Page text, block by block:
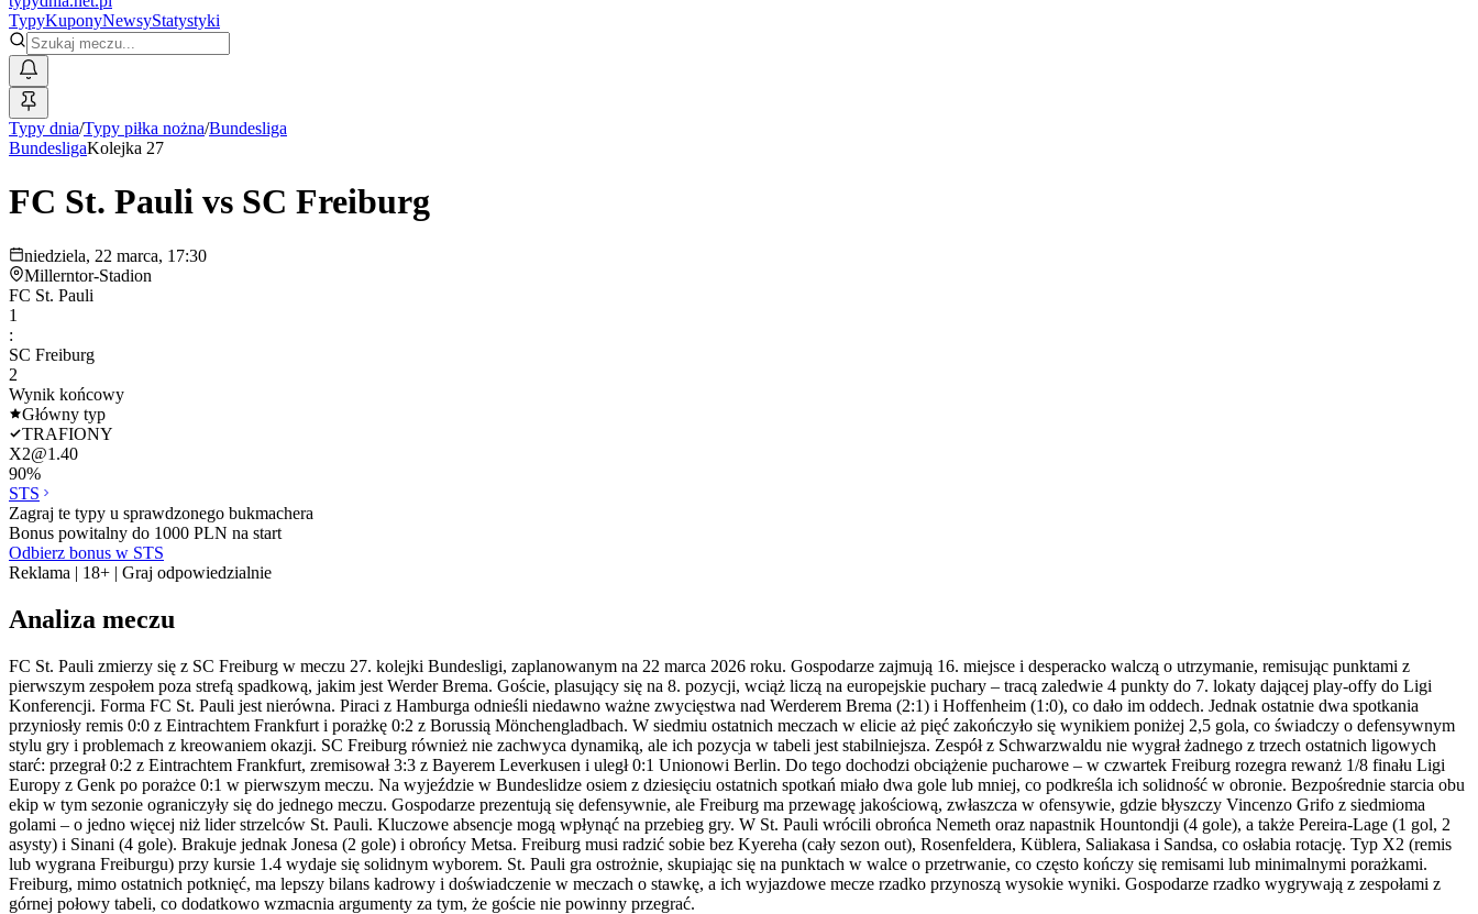
TypyKuponyNewsyStatystyki
Typy dnia/Typy piłka nożna/Bundesliga
BundesligaKolejka 27
FC St. Pauli vs SC Freiburg
niedziela, 22 marca, 17:30
Millerntor-Stadion
FC St. Pauli
1
:
SC Freiburg
2
Wynik końcowy
Główny typ
TRAFIONY
X2@1.40
90%
STS
Zagraj te typy u sprawdzonego bukmachera
Bonus powitalny do 1000 PLN na start
Odbierz bonus w STS
Reklama | 18+ | Graj odpowiedzialnie
Analiza meczu
FC St. Pauli zmierzy się z SC Freiburg w meczu 27. kolejki Bundesligi, zaplanowanym na 22 marca 2026 roku. Gospodarze zajmują 16. miejsce i desperacko walczą o utrzymanie, remisując punktami z
pierwszym zespołem poza strefą spadkową, jakim jest Werder Brema. Goście, plasujący się na 8. pozycji, wciąż liczą na europejskie puchary – tracą zaledwie 4 punkty do 7. lokaty dającej play-offy do Ligi
Konferencji. Forma FC St. Pauli jest nierówna. Piraci z Hamburga odnieśli niedawno ważne zwycięstwa nad Werderem Brema (2:1) i Hoffenheim (1:0), co dało im oddech. Jednak ostatnie dwa spotkania
przyniosły remis 0:0 z Eintrachtem Frankfurt i porażkę 0:2 z Borussią Mönchengladbach. W siedmiu ostatnich meczach w elicie aż pięć zakończyło się wynikiem poniżej 2,5 gola, co świadczy o defensywnym
stylu gry i problemach z kreowaniem okazji. SC Freiburg również nie zachwyca dynamiką, ale ich pozycja w tabeli jest stabilniejsza. Zespół z Schwarzwaldu nie wygrał żadnego z trzech ostatnich ligowych
starć: przegrał 0:2 z Eintrachtem Frankfurt, zremisował 3:3 z Bayerem Leverkusen i uległ 0:1 Unionowi Berlin. Do tego dochodzi obciążenie pucharowe – w czwartek Freiburg rozegra rewanż 1/8 finału Ligi
Europy z Genk po porażce 0:1 w pierwszym meczu. Na wyjeździe w Bundeslidze osiem z dziesięciu ostatnich spotkań miało dwa gole lub mniej, co podkreśla ich solidność w obronie. Bezpośrednie starcia obu
ekip w tym sezonie ograniczyły się do jednego meczu. Gospodarze prezentują się defensywnie, ale Freiburg ma przewagę jakościową, zwłaszcza w ofensywie, gdzie błyszczy Vincenzo Grifo z siedmioma
golami – o jedno więcej niż lider strzelców St. Pauli. Kluczowe absencje mogą wpłynąć na przebieg gry. W St. Pauli wrócili obrońca Nemeth oraz napastnik Hountondji (4 gole), a także Pereira-Lage (1 gol, 2
asysty) i Sinani (4 gole). Brakuje jednak Jonesa (2 gole) i obrońcy Metsa. Freiburg musi radzić sobie bez Kyereha (cały sezon out), Rosenfeldera, Küblera, Saliakasa i Sandsa, co osłabia rotację. Typ X2 (remis
lub wygrana Freiburgu) przy kursie 1.4 wydaje się solidnym wyborem. St. Pauli gra ostrożnie, skupiając się na punktach w walce o przetrwanie, co często kończy się remisami lub minimalnymi porażkami.
Freiburg, mimo ostatnich potknięć, ma lepszy bilans kadrowy i doświadczenie w meczach o stawkę, a ich wyjazdowe mecze rzadko przynoszą wysokie wyniki. Gospodarze rzadko wygrywają z zespołami z
górnej połowy tabeli, co dodatkowo wzmacnia argumenty za tym, że goście nie powinny przegrać.